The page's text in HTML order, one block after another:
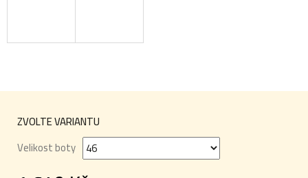
ZVOLTE VARIANTU
Velikost boty